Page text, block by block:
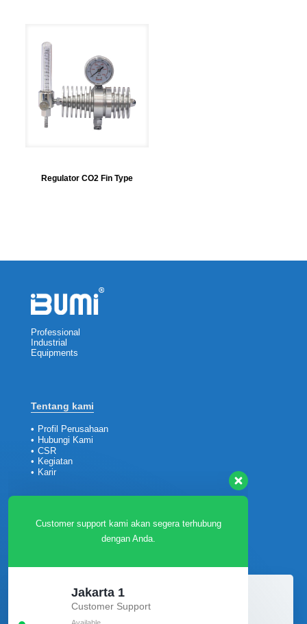
Regulator CO2 Fin Type
Professional
Industrial
Equipments
Tentang kami
• Profil Perusahaan
• Hubungi Kami
• CSR
• Kegiatan
• Karir
Customer
• Layanan Purna Jual
Unduh Katalog &
Company Profile
dengan Anda.
Jakarta 2
Surabaya
Customer Support